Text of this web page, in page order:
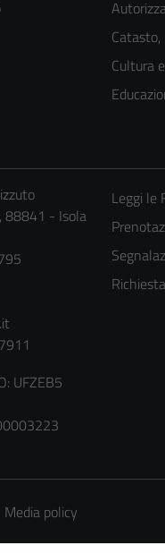
Catasto,
Cultura
88841 - Isola
UFZEB5
Leggi le
Media policy